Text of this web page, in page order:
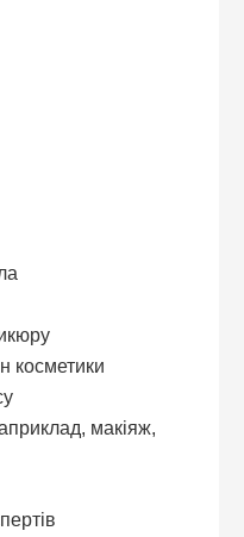
косметики
макіяж,